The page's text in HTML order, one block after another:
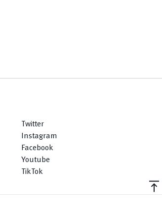
Twitter
Instagram
Facebook
Youtube
TikTok
vertical_align_top